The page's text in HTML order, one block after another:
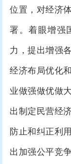
位置，对经济
署。着眼增强
力，提出增强
经济布局优化
业做强做优做
出制定民营经
防止和纠正利
出加强公平竞